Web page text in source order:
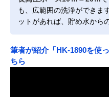
も、広範囲の洗浄ができま
ットがあれば、貯め水から
筆者が紹介「HK-1890を使
ちら